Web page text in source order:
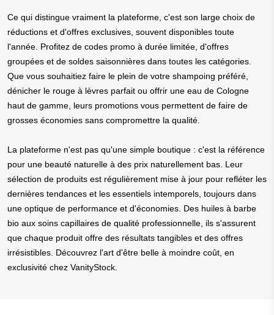
Ce qui distingue vraiment la plateforme, c'est son large choix de
réductions et d'offres exclusives, souvent disponibles toute
l'année. Profitez de codes promo à durée limitée, d'offres
groupées et de soldes saisonnières dans toutes les catégories.
Que vous souhaitiez faire le plein de votre shampoing préféré,
dénicher le rouge à lèvres parfait ou offrir une eau de Cologne
haut de gamme, leurs promotions vous permettent de faire de
grosses économies sans compromettre la qualité.
La plateforme n'est pas qu'une simple boutique : c'est la référence
pour une beauté naturelle à des prix naturellement bas. Leur
sélection de produits est régulièrement mise à jour pour refléter les
dernières tendances et les essentiels intemporels, toujours dans
une optique de performance et d'économies. Des huiles à barbe
bio aux soins capillaires de qualité professionnelle, ils s'assurent
que chaque produit offre des résultats tangibles et des offres
irrésistibles. Découvrez l'art d'être belle à moindre coût, en
exclusivité chez VanityStock.